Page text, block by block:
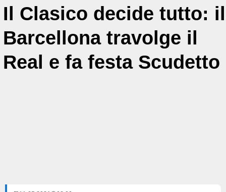
Il Clasico decide tutto: il
Barcellona travolge il
Real e fa festa Scudetto